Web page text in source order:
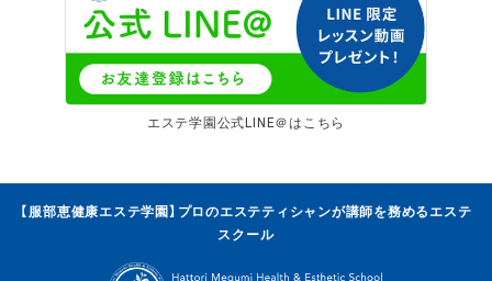
エステ学園公式LINE＠はこちら
【服部恵健康エステ学園】プロのエステティシャンが講師を務めるエステ
スクール